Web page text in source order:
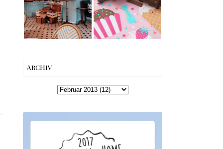
Charme mitten
in Berlin-
Wilmersdorf
Queen and King
Snapper Dark
Chocolate &
Leather Flower
Give Away
Archiv